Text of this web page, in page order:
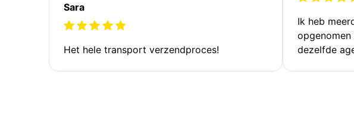
Sara
Het hele transport verzendproces!
Ik heb
dezelfde